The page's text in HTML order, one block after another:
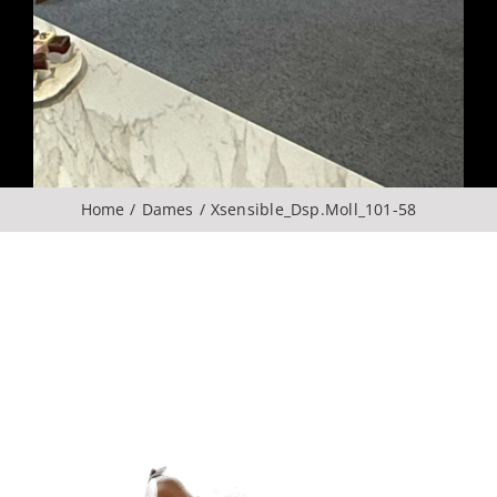
Over ons
CONTACT
Home Dames Xsensible_Dsp.Moll_101-58